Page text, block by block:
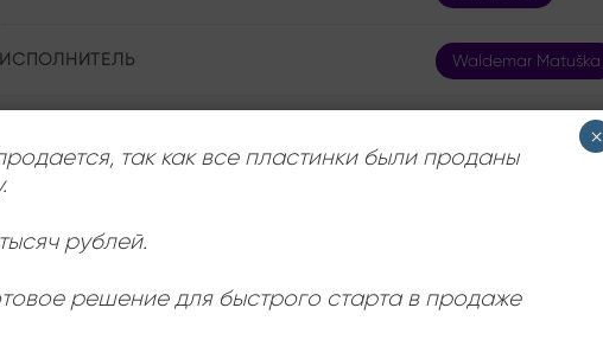
ИСПОЛНИТЕЛЬ Waldemar Matuška
так как все пластинки были проданы
рублей.
решение для быстрого старта в продаже
×